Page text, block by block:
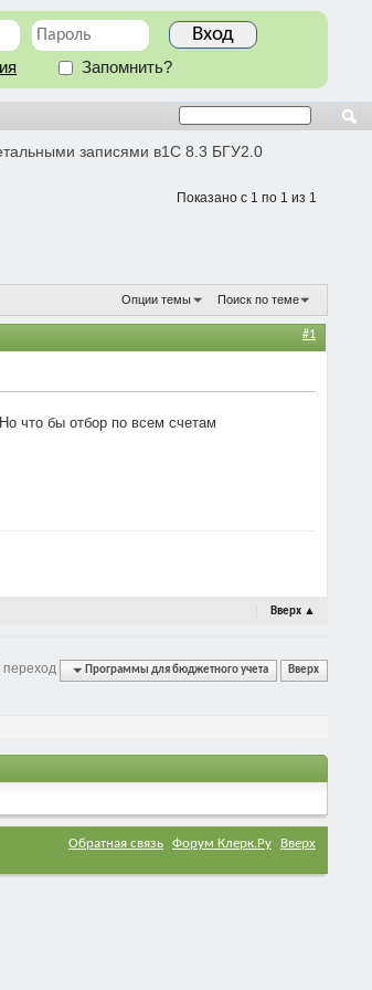
Запомнить?
записями в1С 8.3 БГУ2.0
Показано с 1 по 1 из 1
Опции темы Поиск по теме
#1
что бы отбор по всем счетам
Вверх ▲
Программы для бюджетного учета Вверх
Обратная связь Форум Клерк.Ру Вверх